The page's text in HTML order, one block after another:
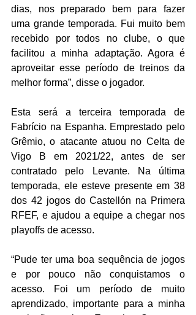
dias, nos preparado bem para fazer
uma grande temporada. Fui muito bem
recebido por todos no clube, o que
facilitou a minha adaptação. Agora é
aproveitar esse período de treinos da
melhor forma”, disse o jogador.
Esta será a terceira temporada de
Fabrício na Espanha. Emprestado pelo
Grêmio, o atacante atuou no Celta de
Vigo B em 2021/22, antes de ser
contratado pelo Levante. Na última
temporada, ele esteve presente em 38
dos 42 jogos do Castellón na Primera
RFEF, e ajudou a equipe a chegar nos
playoffs de acesso.
“Pude ter uma boa sequência de jogos
e por pouco não conquistamos o
acesso. Foi um período de muito
aprendizado, importante para a minha